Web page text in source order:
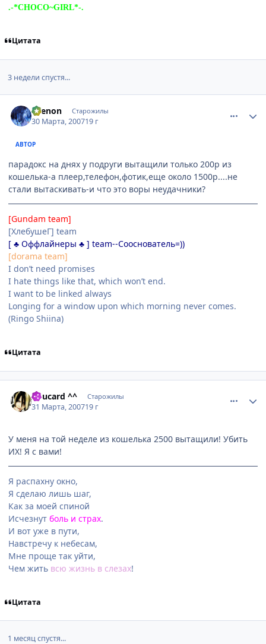
.-*CHOCO~GIRL*-.
Цитата
3 недели спустя...
Ksenon Старожилы
30 Марта, 200719 г
АВТОР
парадокс на днях у подруги вытащили только 200р из
кошелька-а плеер,телефон,фотик,еще около 1500р....не
стали вытаскивать-и что это воры неудачники?
[Gundam team]
[ХлебушеГ] team
[ ♣ Оффлайнеры ♣ ] team--Сооснователь=))
[dorama team]
I don’t need promises
I hate things like that, which won’t end.
I want to be linked always
Longing for a window upon which morning never comes.
(Ringo Shiina)
Цитата
A1ucard ^^ Старожилы
31 Марта, 200719 г
У меня на той неделе из кошелька 2500 вытащили! Убить
ИХ! Я с вами!
Я распахну окно,
Я сделаю лишь шаг,
Как за моей спиной
Исчезнут боль и страх.
И вот уже в пути,
Навстречу к небесам,
Мне проще так уйти,
Чем жить всю жизнь в слезах!
Цитата
1 месяц спустя...